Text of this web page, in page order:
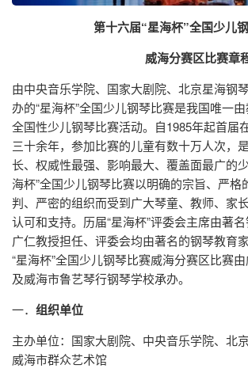
第十六届“星海杯”全国少儿
威海分赛区比赛章
由中央音乐学院、国家大剧院、北京星海钢
办的“星海杯”全国少儿钢琴比赛是我国唯一
全国性少儿钢琴比赛活动。自1985年起首届
三十余年，参加比赛的儿童有数十万人次，
长、权威性最强、影响最大、覆盖面最广的
海杯”全国少儿钢琴比赛以明确的宗旨、严格
判、严密的组织而受到广大琴童、教师、家
认可和支持。历届“星海杯”评委会主席由著
广仁教授担任、评委会均由著名的钢琴教育
“星海杯”全国少儿钢琴比赛威海分赛区比赛
及威海市鲁艺琴行钢琴学校承办。
一． 组织单位
主办单位：国家大剧院、中央音乐学院、北
威海市群众艺术馆